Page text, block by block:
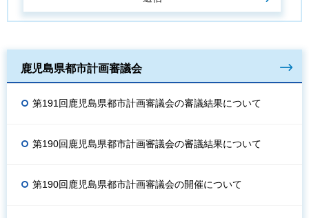
鹿児島県都市計画審議会
第191回鹿児島県都市計画審議会の審議結果について
第190回鹿児島県都市計画審議会の審議結果について
第190回鹿児島県都市計画審議会の開催について